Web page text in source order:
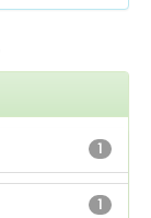
1
1